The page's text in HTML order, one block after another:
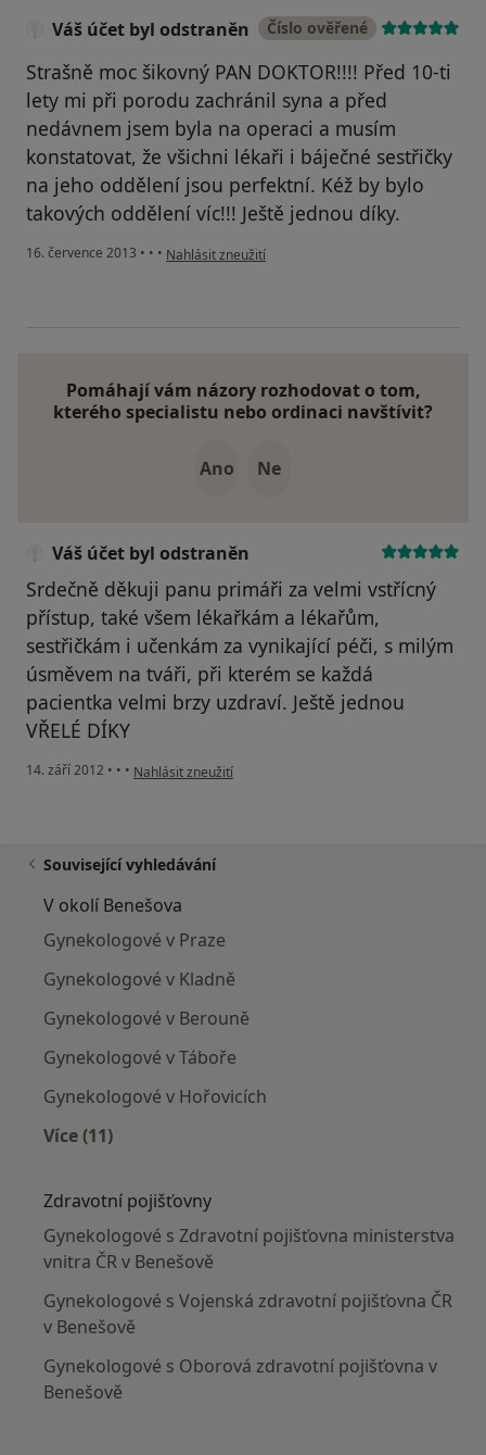
Váš účet byl odstraněn Číslo ověřené
Strašně moc šikovný PAN DOKTOR!!!! Před 10-ti
lety mi při porodu zachránil syna a před
nedávnem jsem byla na operaci a musím
konstatovat, že všichni lékaři i báječné sestřičky
na jeho oddělení jsou perfektní. Kéž by bylo
takových oddělení víc!!! Ještě jednou díky.
16. července 2013 • • • podle názoru uživatele Váš účet byl odstraněn
Nahlásit zneužití
Pomáhají vám názory rozhodovat o tom,
kterého specialistu nebo ordinaci navštívit?
Ano Ne
Váš účet byl odstraněn
Srdečně děkuji panu primáři za velmi vstřícný
přístup, také všem lékařkám a lékařům,
sestřičkám i učenkám za vynikající péči, s milým
úsměvem na tváři, při kterém se každá
pacientka velmi brzy uzdraví. Ještě jednou
VŘELÉ DÍKY
14. září 2012 • • • podle názoru uživatele Váš účet byl odstraněn
Nahlásit zneužití
Související vyhledávání
V okolí Benešova
Gynekologové v Praze
Gynekologové v Kladně
Gynekologové v Berouně
Gynekologové v Táboře
Gynekologové v Hořovicích
Více (11)
Zdravotní pojišťovny
Gynekologové s Zdravotní pojišťovna ministerstva
vnitra ČR v Benešově
Gynekologové s Vojenská zdravotní pojišťovna ČR
v Benešově
Gynekologové s Oborová zdravotní pojišťovna v
Benešově